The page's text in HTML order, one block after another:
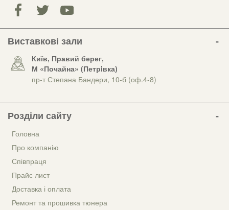
Виставкові зали
Київ, Правий берег,
М «Почайна» (Петрiвка)
пр-т Степана Бандери, 10-б (оф.4-8)
Розділи сайту
Головна
Про компанію
Співпраця
Прайс лист
Доставка і оплата
Ремонт та прошивка тюнера